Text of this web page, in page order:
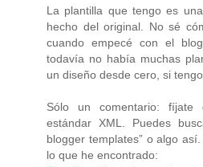
La plantilla que tengo es
hecho del original. No sé
cuando empecé con el
todavía no había muchas
un diseño desde cero, si
Sólo un comentario:
estándar XML. Puedes
blogger templates” o algo
lo que he encontrado: